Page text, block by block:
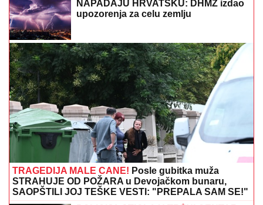
POLICAJCI UPALI U KUĆU U SMEDEREVU, PA
OSTALI U ŠOKU
ugledali OVO odmah je usledilo hapšenje
ANI NIKOLIĆ SLEDUJE TUŽBA!
Oglasio se ADVOKAT Jelene
Radanović i javno izdao saopštenje:
"BIĆE PODNETO U HITNOM ROKU!"
MNOGE OD OVIH PESAMA
OBOŽAVATEOvo je 10 numera koje je
Dino Merlin obradio od stranih
izvođača - ostaćete u čudu kad vidite
spisak